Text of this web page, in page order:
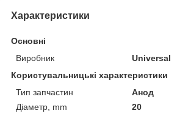
Характеристики
Основні
Виробник
Universal
Користувальницькі характеристики
Тип запчастин
Анод
Діаметр, mm
20